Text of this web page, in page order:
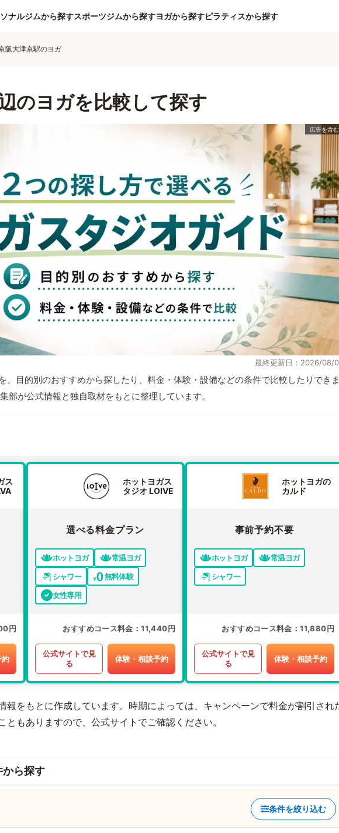
ナルジムから探すスポーツジムから探すヨガから探すピラティスから探す
阪大津京駅のヨガ
のヨガを比較して探す
最終更新日：2026/08/
、目的別のおすすめから探したり、料金・体験・設備などの条件で比較したりでき
部が公式情報と独自取材をもとに整理しています。
ス
円
約
ホットヨガス
タジオ LOIVE
選べる料金プラン
ホットヨガ
常温ヨガ
シャワー
無料体験
女性専用
おすすめコース料金 11,440円
公式サイトで見
る
体験・相談予約
ホットヨガの
カルド
事前予約不要
ホットヨガ
常温ヨガ
シャワー
おすすめコース料金 11,880円
公式サイトで見
る
体験・相談予約
報をもとに作成しています。時期によっては、キャンペーンで料金が割引され
ともありますので、公式サイトでご確認ください。
から探す
条件を絞り込む